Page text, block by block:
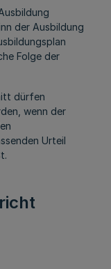
der Ausbildung
Folge der
dürfen
wenn der
Urteil